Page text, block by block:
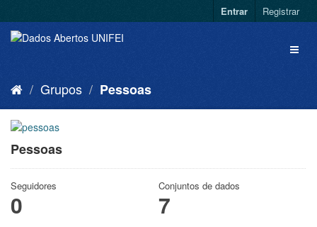
Entrar Registrar
Grupos Pessoas
Pessoas
Seguidores
0
Conjuntos de dados
7